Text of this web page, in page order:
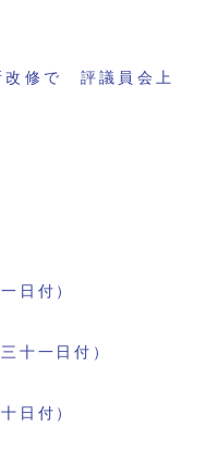
改修で 評議員会上
日付）
十一日付）
日付）